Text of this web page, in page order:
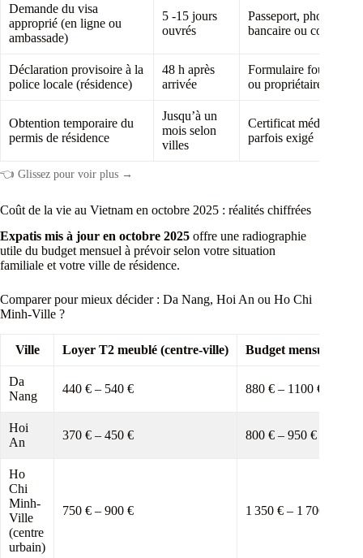
Demande du visa
approprié (en ligne ou
ambassade)
5 -15 jours
ouvrés
Passeport, photos ID,
bancaire ou contrat
Déclaration provisoire à la
police locale (résidence)
48 h après
arrivée
Formulaire fourni par
ou propriétaire du
Obtention temporaire du
permis de résidence
Jusqu’à un
mois selon
villes
Certificat médical
parfois exigé
👈 Glissez pour voir plus →
Coût de la vie au Vietnam en octobre 2025 : réalités chiffrées
Expatis mis à jour en octobre 2025 offre une radiographie
utile du budget mensuel à prévoir selon votre situation
familiale et votre ville de résidence.
Comparer pour mieux décider : Da Nang, Hoi An ou Ho Chi
Minh-Ville ?
Ville Loyer T2 meublé (centre-ville) Budget mensuel solo
Da
Nang
440 € – 540 € 880 € – 1100 €
Hoi
An
370 € – 450 € 800 € – 950 €
Ho
Chi
Minh-
Ville
(centre
urbain)
750 € – 900 € 1 350 € – 1 700 €